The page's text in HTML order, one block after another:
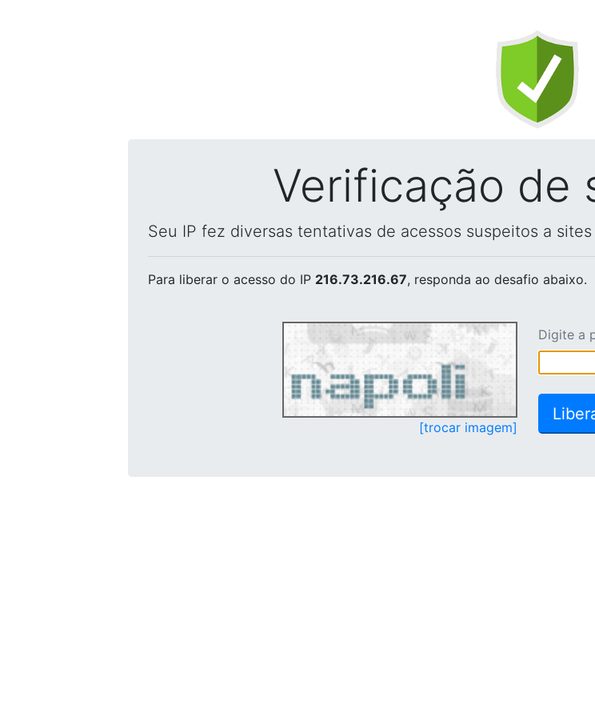
Verificação de
Seu IP fez diversas tentativas de acessos suspeitos a
Para liberar o acesso do IP 216.73.216.67, responda ao desafio abaixo.
[trocar imagem]
Digite a